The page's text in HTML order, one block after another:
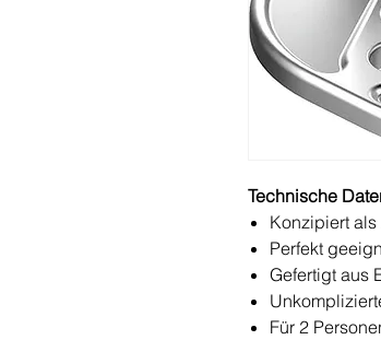
Technische
Konzipiert
Perfekt
Gefertigt aus
Für 2